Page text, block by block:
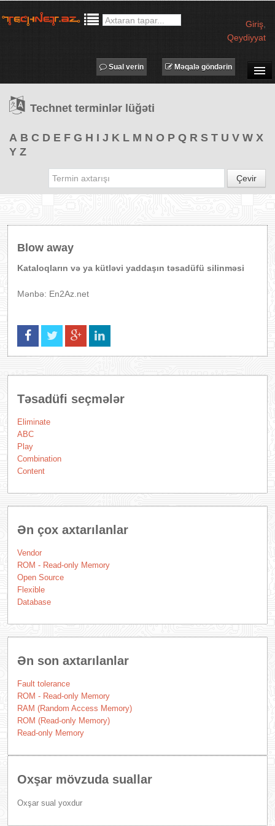
Giriş
Qeydiyyat
TƏDBİRLƏR
PROQRAMLAR
Məqalə göndərin
Sual verin
Technet terminlər lüğəti
A B C D E F G H I J K L M N O P Q R S T U V W X
Y Z
Çevir
Blow away
Kataloqların və ya kütləvi yaddaşın təsadüfü silinməsi
Mənbə: En2Az.net
Təsadüfi seçmələr
Eliminate
АВС
Play
Combination
Content
Ən çox axtarılanlar
Vendor
ROM - Read-only Memory
Open Source
Flexible
Database
Ən son axtarılanlar
Fault tolerance
ROM - Read-only Memory
RAM (Random Access Memory)
ROM (Read-only Memory)
Read-only Memory
Oxşar mövzuda suallar
Oxşar sual yoxdur